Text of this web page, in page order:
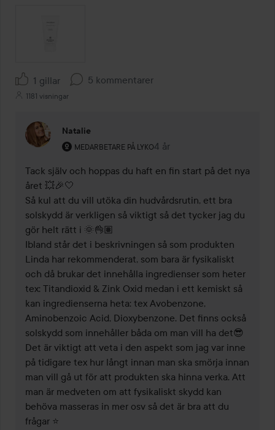
1 gillar 5 kommentarer
1181 visningar
Natalie
MEDARBETARE PÅ LYKO
Användarens roll: Medarbetare på Lyko.
4 år
Kommentaren lades 4 år
Tack själv och hoppas du haft en fin start på det nya
året 💥🎉🤍
Så kul att du vill utöka din hudvårdsrutin, ett bra
solskydd är verkligen så viktigt så det tycker jag du
gör helt rätt i 🌞👌🏽
Ibland står det i beskrivningen så som produkten
Linda har rekommenderat, som bara är fysikaliskt
och då brukar det innehålla ingredienser som heter
tex: Titandioxid & Zink Oxid medan i ett kemiskt så
kan ingredienserna heta: tex Avobenzone,
Aminobenzoic Acid, Dioxybenzone. Det finns också
solskydd som innehåller båda om man vill ha det😎
Det är viktigt att veta i den aspekt som jag var inne
på tidigare tex hur långt innan man ska smörja innan
man vill gå ut för att produkten ska hinna verka. Att
man är medveten om att fysikaliskt skydd kan
behöva masseras in mer osv så det är bra att du
frågar ⭐